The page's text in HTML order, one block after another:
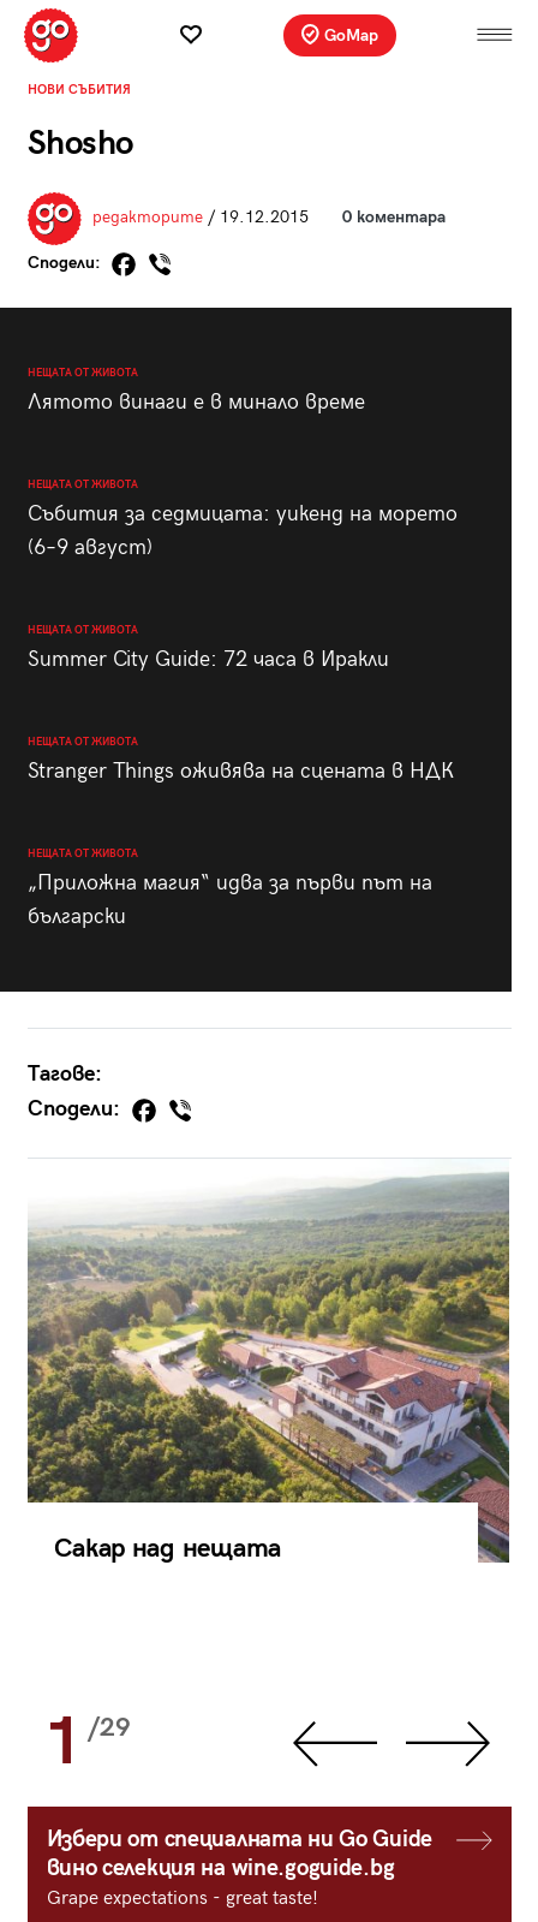
GoMap
НОВИ СЪБИТИЯ
Shosho
редакторите/ 19.12.2015 0 коментара
Сподели:
НЕЩАТА ОТ ЖИВОТА
Лятото винаги е в минало време
НЕЩАТА ОТ ЖИВОТА
Събития за седмицата: уикенд на морето
(6–9 август)
НЕЩАТА ОТ ЖИВОТА
Summer City Guide: 72 часа в Иракли
НЕЩАТА ОТ ЖИВОТА
Stranger Things оживява на сцената в НДК
НЕЩАТА ОТ ЖИВОТА
„Приложна магия“ идва за първи път на
български
Тагове:
Сподели:
Сакар над нещата
1 /29
Избери от специалната ни Go Guide
вино селекция на wine.goguide.bg
Grape expectations - great taste!